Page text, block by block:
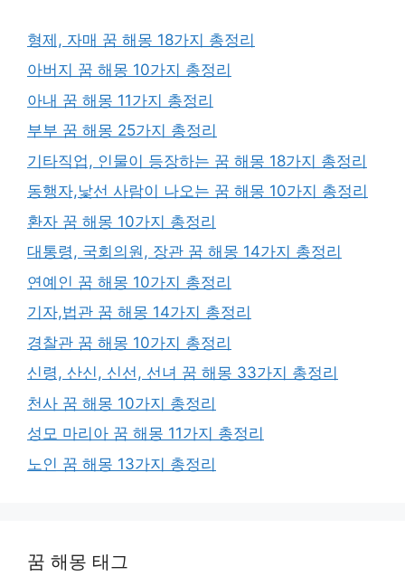
형제, 자매 꿈 해몽 18가지 총정리
아버지 꿈 해몽 10가지 총정리
아내 꿈 해몽 11가지 총정리
부부 꿈 해몽 25가지 총정리
기타직업, 인물이 등장하는 꿈 해몽 18가지 총정리
동행자,낯선 사람이 나오는 꿈 해몽 10가지 총정리
환자 꿈 해몽 10가지 총정리
대통령, 국회의원, 장관 꿈 해몽 14가지 총정리
연예인 꿈 해몽 10가지 총정리
기자,법관 꿈 해몽 14가지 총정리
경찰관 꿈 해몽 10가지 총정리
신령, 산신, 신선, 선녀 꿈 해몽 33가지 총정리
천사 꿈 해몽 10가지 총정리
성모 마리아 꿈 해몽 11가지 총정리
노인 꿈 해몽 13가지 총정리
꿈 해몽 태그